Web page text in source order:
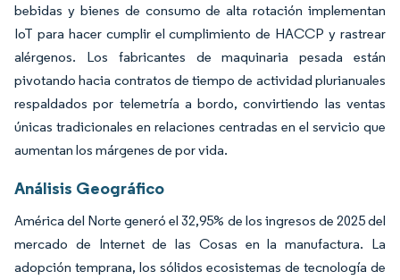
bebidas y bienes de consumo de alta rotación implementan
IoT para hacer cumplir el cumplimiento de HACCP y rastrear
alérgenos. Los fabricantes de maquinaria pesada están
pivotando hacia contratos de tiempo de actividad plurianuales
respaldados por telemetría a bordo, convirtiendo las ventas
únicas tradicionales en relaciones centradas en el servicio que
aumentan los márgenes de por vida.
Análisis Geográfico
América del Norte generó el 32,95% de los ingresos de 2025 del
mercado de Internet de las Cosas en la manufactura. La
adopción temprana, los sólidos ecosistemas de tecnología de